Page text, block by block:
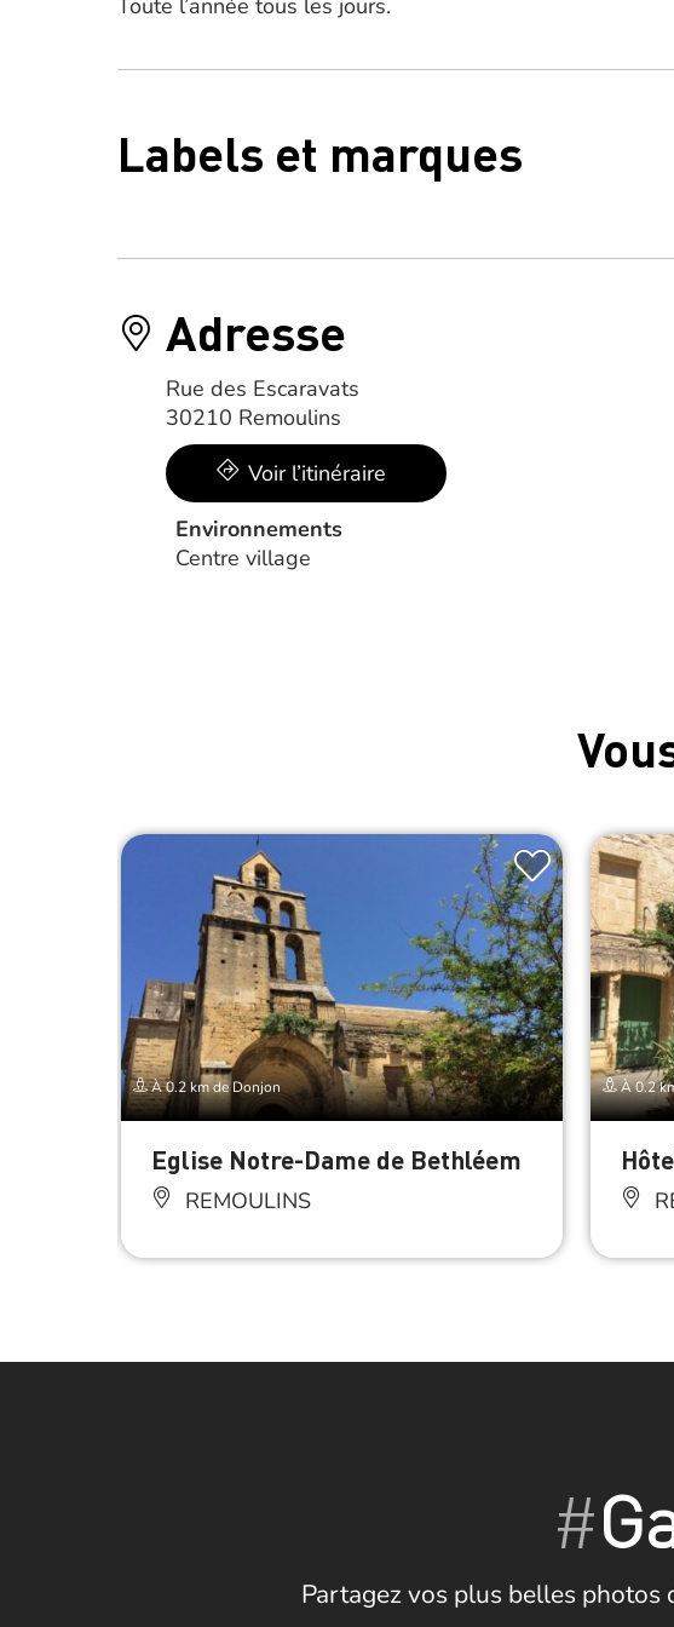
Toute l’année tous les jours.
Labels et marques
Adresse
Rue des Escaravats
30210 Remoulins
Voir l’itinéraire
Environnements
Centre village
À 0.2 km de Donjon
Eglise Notre-Dame de Bethléem
REMOULINS
À 0.2
#
Partagez vos plus belles photos